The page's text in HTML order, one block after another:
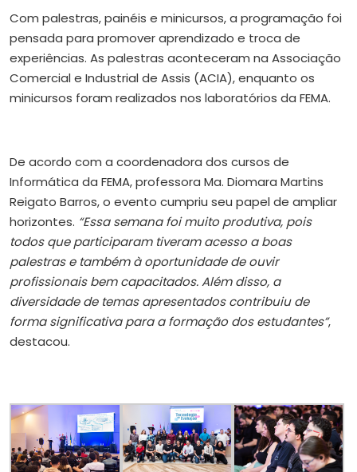
Com palestras, painéis e minicursos, a programação foi
pensada para promover aprendizado e troca de
experiências. As palestras aconteceram na Associação
Comercial e Industrial de Assis (ACIA), enquanto os
minicursos foram realizados nos laboratórios da FEMA.
De acordo com a coordenadora dos cursos de
Informática da FEMA, professora Ma. Diomara Martins
Reigato Barros, o evento cumpriu seu papel de ampliar
horizontes. “Essa semana foi muito produtiva, pois
todos que participaram tiveram acesso a boas
palestras e também à oportunidade de ouvir
profissionais bem capacitados. Além disso, a
diversidade de temas apresentados contribuiu de
forma significativa para a formação dos estudantes”,
destacou.